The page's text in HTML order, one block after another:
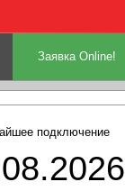
Заявка Online!
подключение